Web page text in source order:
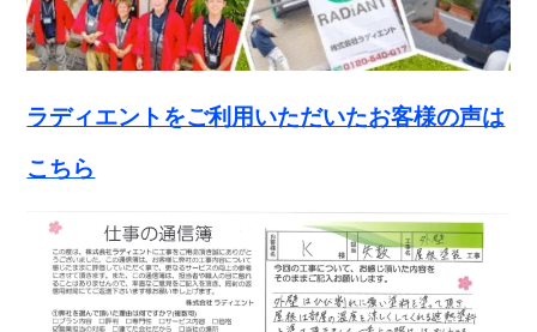
ラディエントをご利用いただいたお客様の声は
こちら